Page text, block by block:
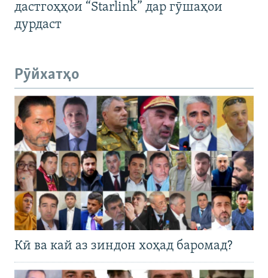
дастгоҳҳои “Starlink” дар гӯшаҳои
дурдаст
Рӯйхатҳо
Кӣ ва кай аз зиндон хоҳад баромад?